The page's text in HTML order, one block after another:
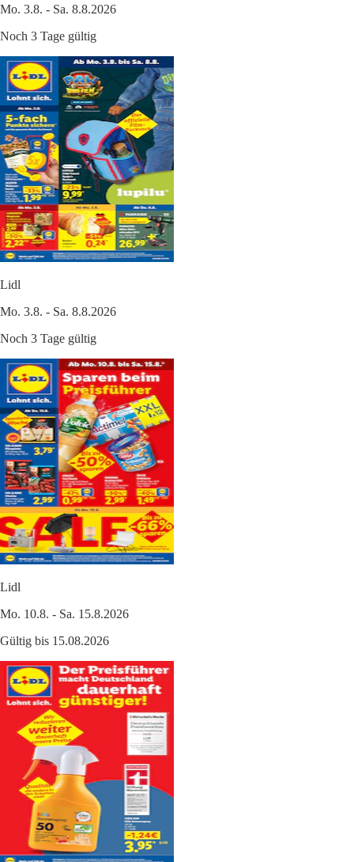
Mo. 3.8. - Sa. 8.8.2026
Noch 3 Tage gültig
Lidl
Mo. 3.8. - Sa. 8.8.2026
Noch 3 Tage gültig
Lidl
Mo. 10.8. - Sa. 15.8.2026
Gültig bis 15.08.2026